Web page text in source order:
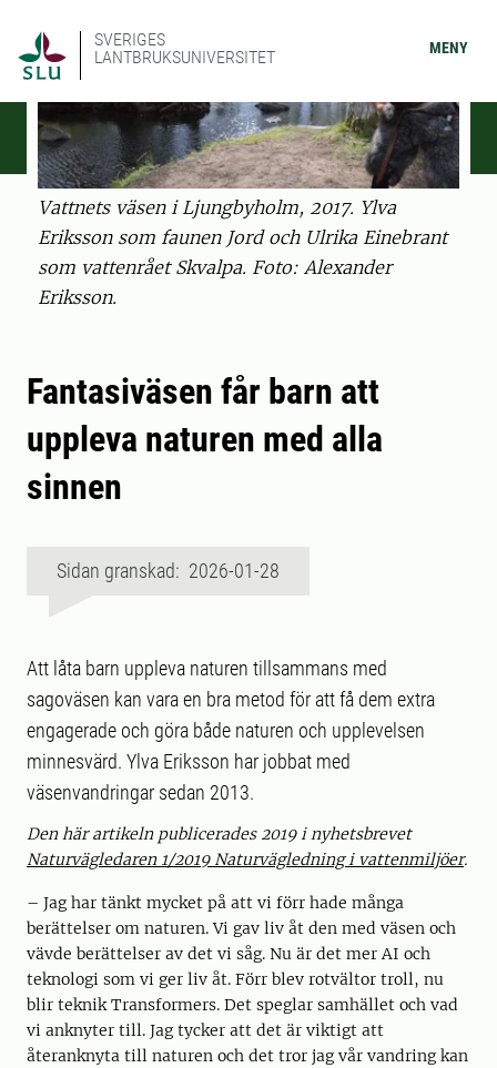
SVERIGES
LANTBRUKSUNIVERSITET
MENY
Vattnets väsen i Ljungbyholm, 2017. Ylva
Eriksson som faunen Jord och Ulrika Einebrant
som vattenrået Skvalpa. Foto: Alexander
Eriksson.
Fantasiväsen får barn att
uppleva naturen med alla
sinnen
Sidan granskad: 2026-01-28
Att låta barn uppleva naturen tillsammans med
sagoväsen kan vara en bra metod för att få dem extra
engagerade och göra både naturen och upplevelsen
minnesvärd. Ylva Eriksson har jobbat med
väsenvandringar sedan 2013.
Den här artikeln publicerades 2019 i nyhetsbrevet
Naturvägledaren 1/2019 Naturvägledning i vattenmiljöer.
– Jag har tänkt mycket på att vi förr hade många
berättelser om naturen. Vi gav liv åt den med väsen och
vävde berättelser av det vi såg. Nu är det mer AI och
teknologi som vi ger liv åt. Förr blev rotvältor troll, nu
blir teknik Transformers. Det speglar samhället och vad
vi anknyter till. Jag tycker att det är viktigt att
återanknyta till naturen och det tror jag vår vandring kan